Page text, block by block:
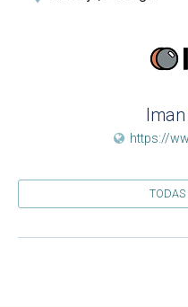
https://
TODAS